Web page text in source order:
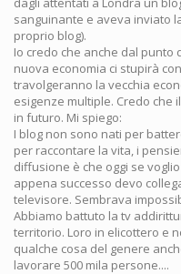
sanguinante e aveva inviato
proprio blog).
Io credo che anche dal punto
nuova economia ci stupirà
travolgeranno la vecchia
esigenze multiple. Credo che
in futuro. Mi spiego:
I blog non sono nati per
per raccontare la vita, i
diffusione è che oggi se
appena successo devo
televisore. Sembrava
Abbiamo battuto la tv
territorio. Loro in elicottero e
qualche cosa del genere
lavorare 500 mila persone....